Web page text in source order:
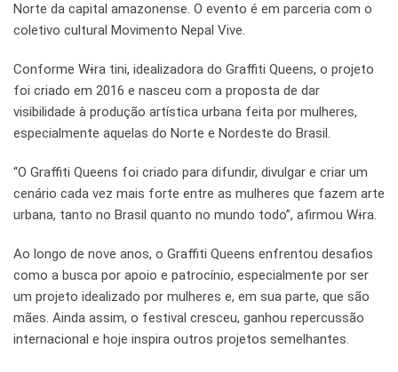
Norte da capital amazonense. O evento é em parceria com o
coletivo cultural Movimento Nepal Vive.
Conforme Wɨra tini, idealizadora do Graffiti Queens, o projeto
foi criado em 2016 e nasceu com a proposta de dar
visibilidade à produção artística urbana feita por mulheres,
especialmente aquelas do Norte e Nordeste do Brasil.
“O Graffiti Queens foi criado para difundir, divulgar e criar um
cenário cada vez mais forte entre as mulheres que fazem arte
urbana, tanto no Brasil quanto no mundo todo”, afirmou Wɨra.
Ao longo de nove anos, o Graffiti Queens enfrentou desafios
como a busca por apoio e patrocínio, especialmente por ser
um projeto idealizado por mulheres e, em sua parte, que são
mães. Ainda assim, o festival cresceu, ganhou repercussão
internacional e hoje inspira outros projetos semelhantes.